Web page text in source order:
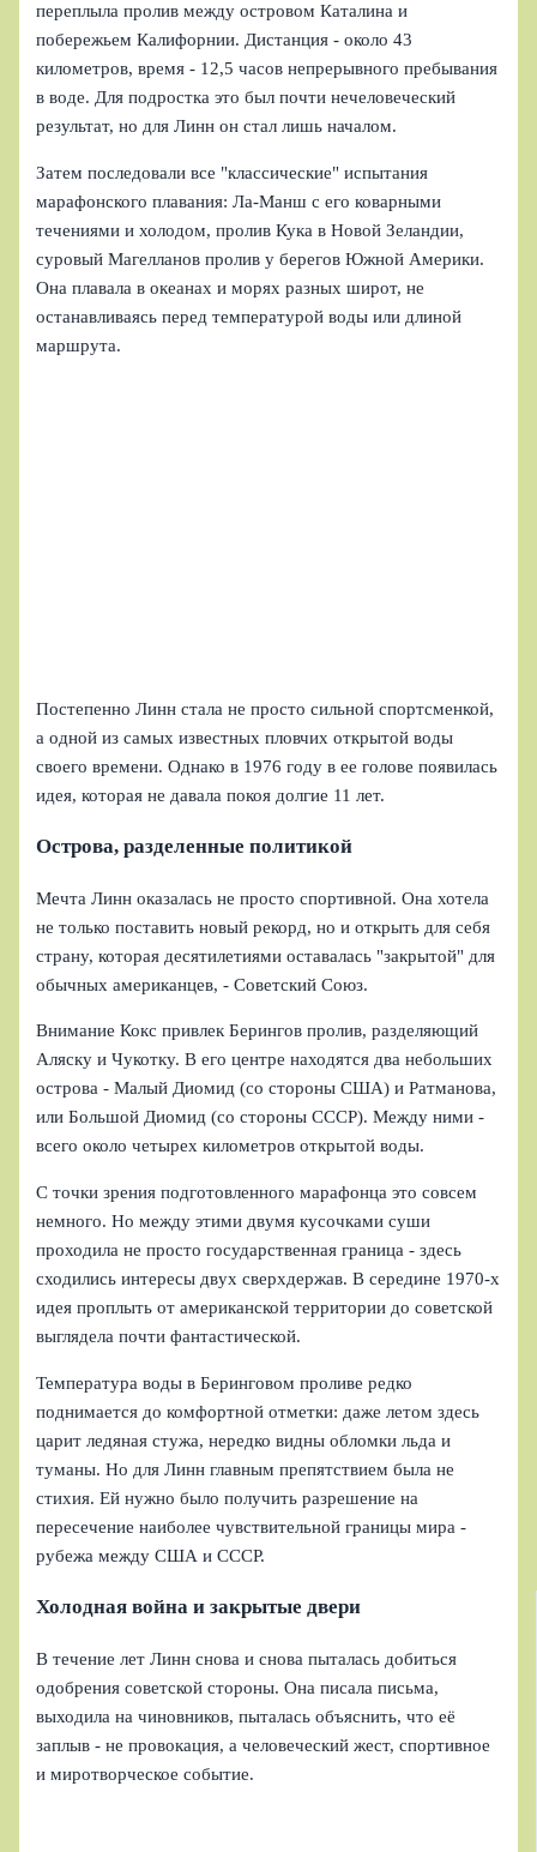
переплыла пролив между островом Каталина и
побережьем Калифорнии. Дистанция - около 43
километров, время - 12,5 часов непрерывного пребывания
в воде. Для подростка это был почти нечеловеческий
результат, но для Линн он стал лишь началом.
Затем последовали все "классические" испытания
марафонского плавания: Ла-Манш с его коварными
течениями и холодом, пролив Кука в Новой Зеландии,
суровый Магелланов пролив у берегов Южной Америки.
Она плавала в океанах и морях разных широт, не
останавливаясь перед температурой воды или длиной
маршрута.
Постепенно Линн стала не просто сильной спортсменкой,
а одной из самых известных пловчих открытой воды
своего времени. Однако в 1976 году в ее голове появилась
идея, которая не давала покоя долгие 11 лет.
Острова, разделенные политикой
Мечта Линн оказалась не просто спортивной. Она хотела
не только поставить новый рекорд, но и открыть для себя
страну, которая десятилетиями оставалась "закрытой" для
обычных американцев, - Советский Союз.
Внимание Кокс привлек Берингов пролив, разделяющий
Аляску и Чукотку. В его центре находятся два небольших
острова - Малый Диомид (со стороны США) и Ратманова,
или Большой Диомид (со стороны СССР). Между ними -
всего около четырех километров открытой воды.
С точки зрения подготовленного марафонца это совсем
немного. Но между этими двумя кусочками суши
проходила не просто государственная граница - здесь
сходились интересы двух сверхдержав. В середине 1970-х
идея проплыть от американской территории до советской
выглядела почти фантастической.
Температура воды в Беринговом проливе редко
поднимается до комфортной отметки: даже летом здесь
царит ледяная стужа, нередко видны обломки льда и
туманы. Но для Линн главным препятствием была не
стихия. Ей нужно было получить разрешение на
пересечение наиболее чувствительной границы мира -
рубежа между США и СССР.
Холодная война и закрытые двери
В течение лет Линн снова и снова пыталась добиться
одобрения советской стороны. Она писала письма,
выходила на чиновников, пыталась объяснить, что её
заплыв - не провокация, а человеческий жест, спортивное
и миротворческое событие.